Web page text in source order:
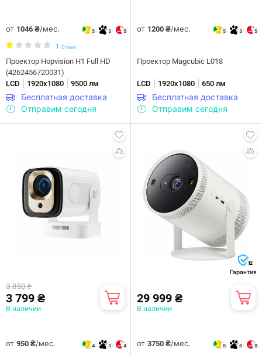
от 1046 ₴/мес. 5 3 5
1 Отзыв
Проектор Hopvision H1 Full HD
(4262456720031)
LCD
1920х1080 9500 лм
Бесплатная доставка
Отправим сегодня
от 1200 ₴/мес. 5 3 5
Проектор Magcubic L018
LCD 1920х1080 650 лм
Бесплатная доставка
Отправим сегодня
3 850 ₴
3 799 ₴
В наличии
от 950 ₴/мес. 4 3 4
12
Гарантия
29 999 ₴
В наличии
от 3750 ₴/мес. 8 6 8